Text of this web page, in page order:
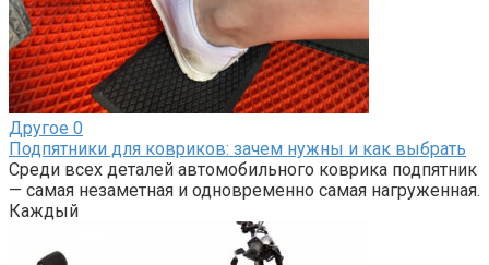
Другое 0
Подпятники для ковриков: зачем нужны и как выбрать
Среди всех деталей автомобильного коврика подпятник
— самая незаметная и одновременно самая нагруженная.
Каждый